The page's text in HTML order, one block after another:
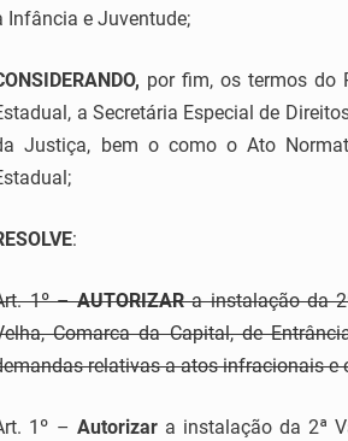
Infância e Juventude;
por fim, os termos do
a Secretária Especial de
Justiça, bem o como o Ato
:
1º –AUTORIZARa instalação da
Comarca da Capital, de
relativas a atos infracionais e
1º – Autorizara instalação da 2ª